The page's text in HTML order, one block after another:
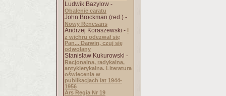
Ludwik Bazylow -
Obalenie caratu
John Brockman (red.) -
Nowy Renesans
Andrzej Koraszewski - I
z wichru odezwał się
Pan... Darwin, czuj się
odwołany
Stanisław Kukurowski -
Racjonalna, radykalna,
antyklerykalna. Literatura
oświecenia w
publikacjach lat 1944-
1956
Ars Regia Nr 19